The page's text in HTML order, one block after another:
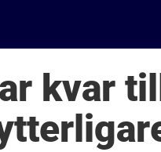
kvar